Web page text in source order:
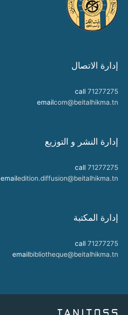
إدارة الاتصال
call 71277275
emailcom@beitalhikma.tn
إدارة النشر و التوزيع
call 71277275
emailedition.diffusion@beitalhikma.tn
إدارة المكتبة
call 71277275
emailbibliotheque@beitalhikma.tn